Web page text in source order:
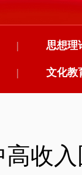
思想理
|
文化教
|
收